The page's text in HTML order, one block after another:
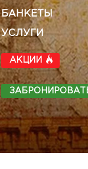
БАНКЕТЫ
УСЛУГИ
АКЦИИ